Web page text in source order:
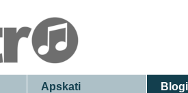
Apskati Blogi